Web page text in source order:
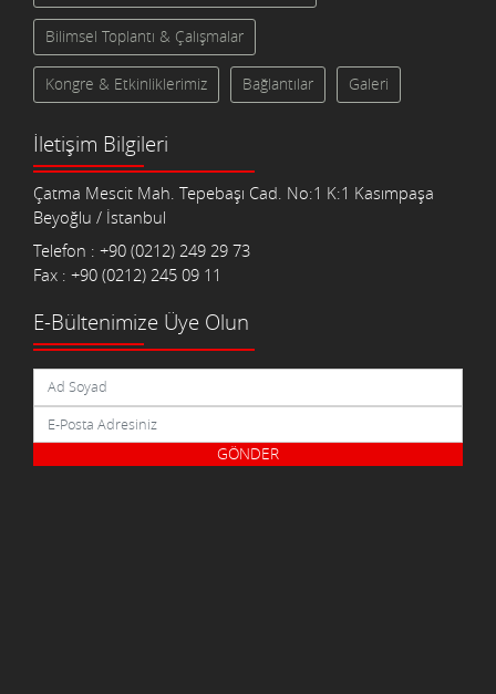
Bilimsel Toplantı & Çalışmalar
Kongre & Etkinliklerimiz Bağlantılar Galeri
İletişim Bilgileri
Çatma Mescit Mah. Tepebaşı Cad. No:1 K:1 Kasımpaşa
Beyoğlu / İstanbul
Telefon : +90 (0212) 249 29 73
Fax : +90 (0212) 245 09 11
E-Bültenimize Üye Olun